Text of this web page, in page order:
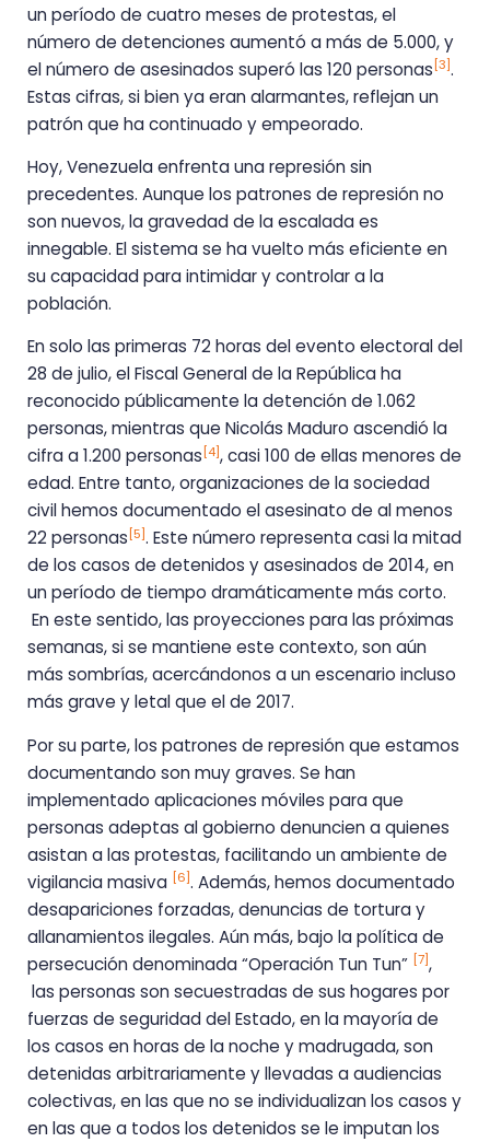
un período de cuatro meses de protestas, el
número de detenciones aumentó a más de 5.000, y
el número de asesinados superó las 120 personas [3].
Estas cifras, si bien ya eran alarmantes, reflejan un
patrón que ha continuado y empeorado.
Hoy, Venezuela enfrenta una represión sin
precedentes. Aunque los patrones de represión no
son nuevos, la gravedad de la escalada es
innegable. El sistema se ha vuelto más eficiente en
su capacidad para intimidar y controlar a la
población.
En solo las primeras 72 horas del evento electoral del
28 de julio, el Fiscal General de la República ha
reconocido públicamente la detención de 1.062
personas, mientras que Nicolás Maduro ascendió la
cifra a 1.200 personas [4], casi 100 de ellas menores de
edad. Entre tanto, organizaciones de la sociedad
civil hemos documentado el asesinato de al menos
22 personas [5]. Este número representa casi la mitad
de los casos de detenidos y asesinados de 2014, en
un período de tiempo dramáticamente más corto.
En este sentido, las proyecciones para las próximas
semanas, si se mantiene este contexto, son aún
más sombrías, acercándonos a un escenario incluso
más grave y letal que el de 2017.
Por su parte, los patrones de represión que estamos
documentando son muy graves. Se han
implementado aplicaciones móviles para que
personas adeptas al gobierno denuncien a quienes
asistan a las protestas, facilitando un ambiente de
vigilancia masiva [6]. Además, hemos documentado
desapariciones forzadas, denuncias de tortura y
allanamientos ilegales. Aún más, bajo la política de
persecución denominada “Operación Tun Tun” [7],
las personas son secuestradas de sus hogares por
fuerzas de seguridad del Estado, en la mayoría de
los casos en horas de la noche y madrugada, son
detenidas arbitrariamente y llevadas a audiencias
colectivas, en las que no se individualizan los casos y
en las que a todos los detenidos se le imputan los